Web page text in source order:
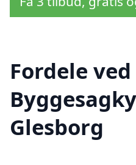
Fordele
Glesborg